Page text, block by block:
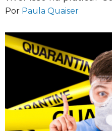
Por Paula Quaiser